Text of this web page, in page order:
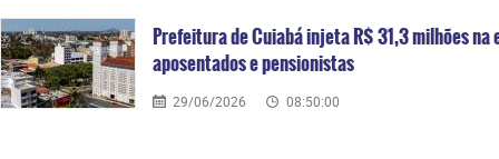
Prefeitura de Cuiabá injeta R$ 31,3 milhões na
aposentados e pensionistas
29/06/2026 08:50:00